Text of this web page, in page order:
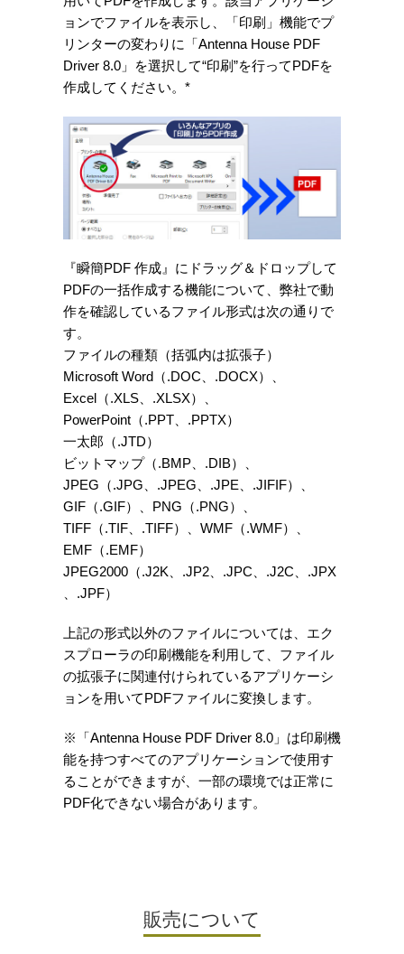
ョンでファイルを表示し、「印刷」機能でプ
リンターの変わりに「Antenna House PDF
Driver 8.0」を選択して“印刷”を行ってPDFを
作成してください。*
『瞬簡PDF 作成』にドラッグ＆ドロップして
PDFの一括作成する機能について、弊社で動
作を確認しているファイル形式は次の通りで
す。
ファイルの種類（括弧内は拡張子）
Microsoft Word（.DOC、.DOCX）、
Excel（.XLS、.XLSX）、
PowerPoint（.PPT、.PPTX）
一太郎（.JTD）
ビットマップ（.BMP、.DIB）、
JPEG（.JPG、.JPEG、.JPE、.JIFIF）、
GIF（.GIF）、PNG（.PNG）、
TIFF（.TIF、.TIFF）、WMF（.WMF）、
EMF（.EMF）
JPEG2000（.J2K、.JP2、.JPC、.J2C、.JPX
、.JPF）
上記の形式以外のファイルについては、エク
スプローラの印刷機能を利用して、ファイル
の拡張子に関連付けられているアプリケーシ
ョンを用いてPDFファイルに変換します。
※「Antenna House PDF Driver 8.0」は印刷機
能を持つすべてのアプリケーションで使用す
ることができますが、一部の環境では正常に
PDF化できない場合があります。
販売について